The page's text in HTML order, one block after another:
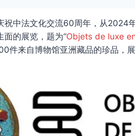
祝中法文化交流60周年，从2024
面的展览，题为“Objets de luxe
件来自博物馆亚洲藏品的珍品，